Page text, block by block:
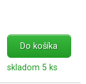
Do košíka
skladom 5 ks